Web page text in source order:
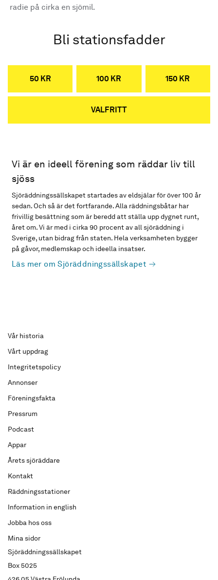
radie på cirka en sjömil.
Bli stationsfadder
50 KR 100 KR 150 KR
VALFRITT
Vi är en ideell förening som räddar liv till
sjöss
Sjöräddningssällskapet startades av eldsjälar för över 100 år
sedan. Och så är det fortfarande. Alla räddningsbåtar har
frivillig besättning som är beredd att ställa upp dygnet runt,
året om. Vi är med i cirka 90 procent av all sjöräddning i
Sverige, utan bidrag från staten. Hela verksamheten bygger
på gåvor, medlemskap och ideella insatser.
Läs mer om Sjöräddningssällskapet
Sjöräddningssällskapet
Box 5025
Vår historia
Vårt uppdrag
Integritetspolicy
Annonser
Föreningsfakta
Pressrum
Podcast
Appar
Årets sjöräddare
Kontakt
Räddningsstationer
Information in english
Jobba hos oss
Mina sidor